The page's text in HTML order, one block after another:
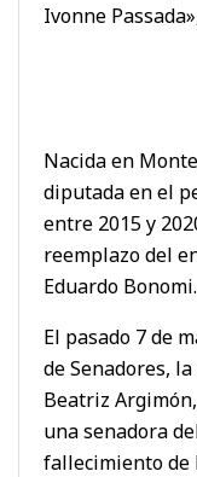
Ivonne
Nacida en
diputada en el
entre 2015 y
reemplazo del
Eduardo Bonomi.
El pasado 7 de
de Senadores,
Beatriz
una senadora
fallecimiento de